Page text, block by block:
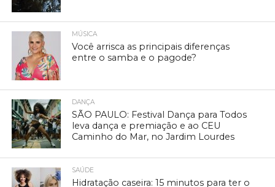
MÚSICA
Você arrisca as principais diferenças
entre o samba e o pagode?
DANÇA
SÃO PAULO: Festival Dança para Todos
leva dança e premiação e ao CEU
Caminho do Mar, no Jardim Lourdes
SAÚDE
Hidratação caseira: 15 minutos para ter o